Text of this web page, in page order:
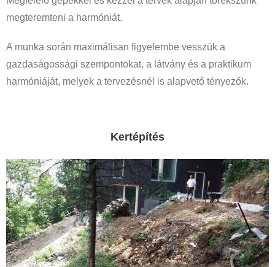
megteremteni a harmóniát.
A munka során maximálisan figyelembe vesszük a
gazdaságossági szempontokat, a látvány és a praktikum
harmóniáját, melyek a tervezésnél is alapvető tényezők.
Kertépítés